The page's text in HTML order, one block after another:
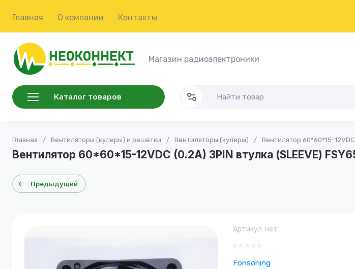
Главная О компании Контакты
Магазин радиоэлектроники
Каталог товаров
Главная / Вентиляторы (кулеры) и решётки / Вентиляторы (кулеры) / Вентилятор 60*60*15-12VDC
Вентилятор 60*60*15-12VDC (0.2A) 3PIN втулка (SLEEVE)
Предыдущий
Артикул: нет
Fonsoning